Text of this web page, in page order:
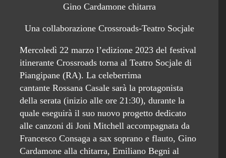
Gino Cardamone chitarra
Una collaborazione Crossroads-Teatro Socjale
Mercoledì 22 marzo l’edizione 2023 del festival
itinerante Crossroads torna al Teatro Socjale di
Piangipane (RA). La celeberrima
cantante Rossana Casale sarà la protagonista
della serata (inizio alle ore 21:30), durante la
quale eseguirà il suo nuovo progetto dedicato
alle canzoni di Joni Mitchell accompagnata da
Francesco Consaga a sax soprano e flauto, Gino
Cardamone alla chitarra, Emiliano Begni al